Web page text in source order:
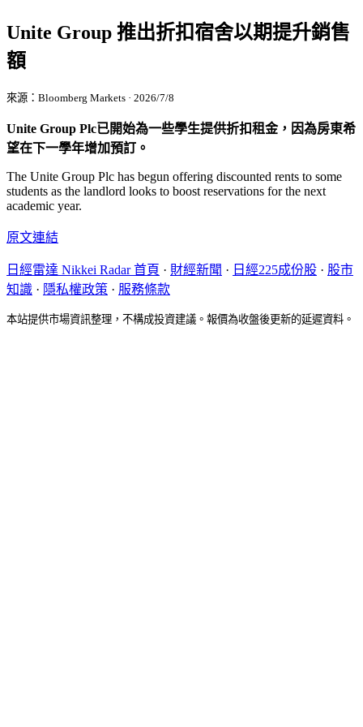
Unite Group 推出折扣宿舍以期提升銷售
額
來源：Bloomberg Markets · 2026/7/8
Unite Group Plc已開始為一些學生提供折扣租金，因為房東希
望在下一學年增加預訂。
The Unite Group Plc has begun offering discounted rents to some
students as the landlord looks to boost reservations for the next
academic year.
原文連結
日經雷達 Nikkei Radar 首頁 · 財經新聞 · 日經225成份股 · 股市
知識 · 隱私權政策 · 服務條款
本站提供市場資訊整理，不構成投資建議。報價為收盤後更新的延遲資料。